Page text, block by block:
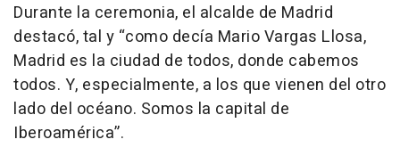
Durante la ceremonia, el alcalde de Madrid
destacó, tal y “como decía Mario Vargas Llosa,
Madrid es la ciudad de todos, donde cabemos
todos. Y, especialmente, a los que vienen del otro
lado del océano. Somos la capital de
Iberoamérica”.